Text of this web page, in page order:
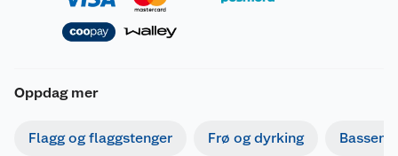
Oppdag mer
Flagg og flaggstenger Frø og dyrking Basseng